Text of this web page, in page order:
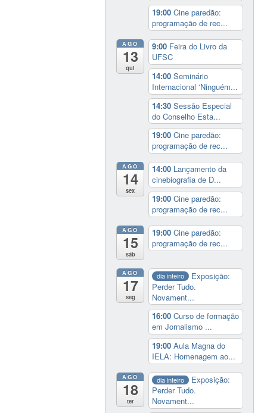
19:00Cine paredão:
programação de rec...
AGO
13
qui
9:00 Feira do Livro da
UFSC
14:00Seminário
Internacional ‘Ninguém...
14:30Sessão Especial
do Conselho Esta...
19:00Cine paredão:
programação de rec...
AGO
14
sex
14:00 Lançamento da
cinebiografia de D...
19:00Cine paredão:
programação de rec...
AGO
15
sáb
19:00Cine paredão:
programação de rec...
AGO
17
seg
dia inteiro
Exposição:
Perder Tudo.
Novament...
16:00Curso de formação
em Jornalismo ...
19:00Aula Magna do
IELA: Homenagem ao...
AGO
18
ter
dia inteiro
Exposição:
Perder Tudo.
Novament...